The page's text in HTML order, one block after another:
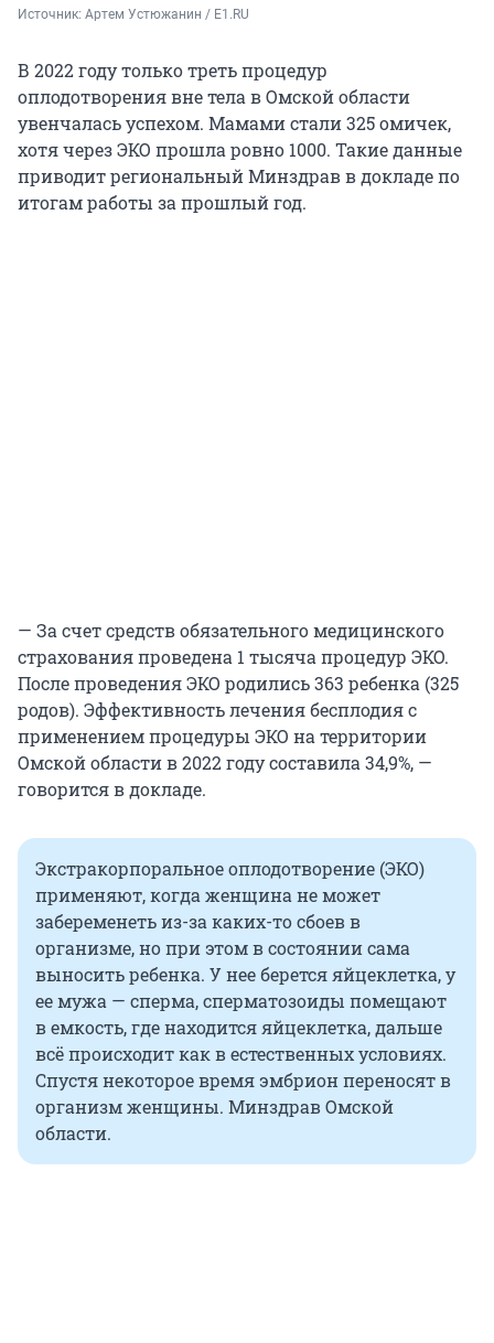
Источник: Артем Устюжанин / E1.RU
В 2022 году только треть процедур
оплодотворения вне тела в Омской области
увенчалась успехом. Мамами стали 325 омичек,
хотя через ЭКО прошла ровно 1000. Такие данные
приводит региональный Минздрав в докладе по
итогам работы за прошлый год.
— За счет средств обязательного медицинского
страхования проведена 1 тысяча процедур ЭКО.
После проведения ЭКО родились 363 ребенка (325
родов). Эффективность лечения бесплодия с
применением процедуры ЭКО на территории
Омской области в 2022 году составила 34,9%, —
говорится в докладе.
Экстракорпоральное оплодотворение (ЭКО)
применяют, когда женщина не может
забеременеть из-за каких-то сбоев в
организме, но при этом в состоянии сама
выносить ребенка. У нее берется яйцеклетка, у
ее мужа — сперма, сперматозоиды помещают
в емкость, где находится яйцеклетка, дальше
всё происходит как в естественных условиях.
Спустя некоторое время эмбрион переносят в
организм женщины. Минздрав Омской
области.